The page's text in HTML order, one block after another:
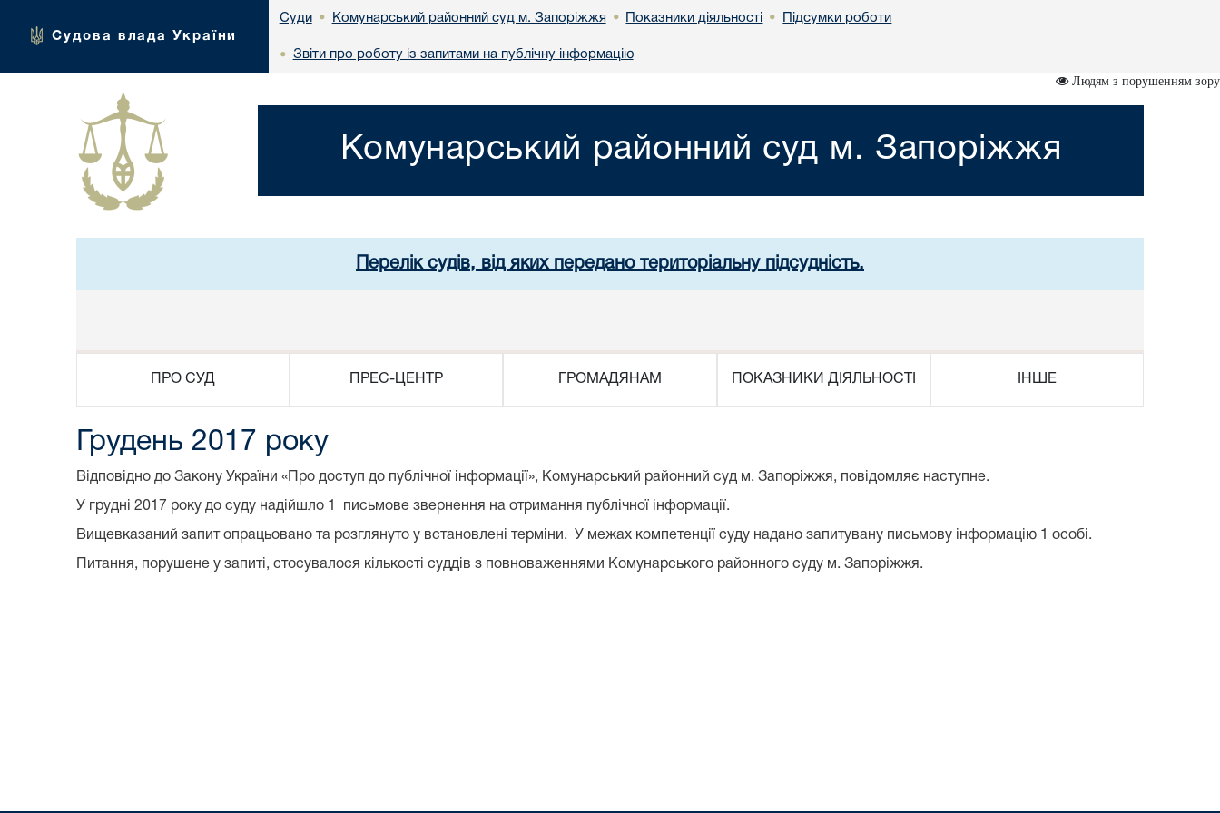
Судова влада України
Суди • Комунарський районний суд м. Запоріжжя • Показники діяльності • Підсумки роботи
• Звіти про роботу із запитами на публічну інформацію
Людям з порушенням зору
Комунарський районний суд м. Запоріжжя
Перелік судів, від яких передано територіальну підсудність.
ПРО СУД ПРЕС-ЦЕНТР ГРОМАДЯНАМ ПОКАЗНИКИ ДІЯЛЬНОСТІ ІНШЕ
Грудень 2017 року
Відповідно до Закону України «Про доступ до публічної інформації», Комунарський районний суд м. Запоріжжя, повідомляє наступне.
У грудні 2017 року до суду надійшло 1 письмове звернення на отримання публічної інформації.
Вищевказаний запит опрацьовано та розглянуто у встановлені терміни. У межах компетенції суду надано запитувану письмову інформацію 1 особі.
Питання, порушене у запиті, стосувалося кількості суддів з повноваженнями Комунарського районного суду м. Запоріжжя.